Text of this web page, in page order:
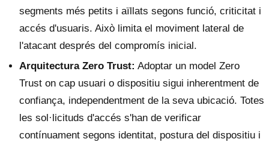
segments més petits i aïllats segons funció, criticitat i
accés d'usuaris. Això limita el moviment lateral de
l'atacant després del compromís inicial.
Arquitectura Zero Trust: Adoptar un model Zero
Trust on cap usuari o dispositiu sigui inherentment de
confiança, independentment de la seva ubicació. Totes
les sol·licituds d'accés s'han de verificar
contínuament segons identitat, postura del dispositiu i